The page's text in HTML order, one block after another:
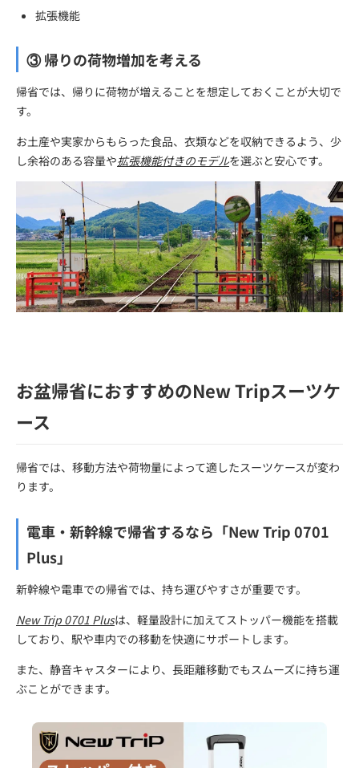
拡張機能
③ 帰りの荷物増加を考える
帰省では、帰りに荷物が増えることを想定しておくことが大切で
す。
お土産や実家からもらった食品、衣類などを収納できるよう、少
し余裕のある容量や拡張機能付きのモデルを選ぶと安心です。
お盆帰省におすすめのNew Tripスーツケ
ース
帰省では、移動方法や荷物量によって適したスーツケースが変わ
ります。
電車・新幹線で帰省するなら「New Trip 0701
Plus」
新幹線や電車での帰省では、持ち運びやすさが重要です。
New Trip 0701 Plusは、軽量設計に加えてストッパー機能を搭載
しており、駅や車内での移動を快適にサポートします。
また、静音キャスターにより、長距離移動でもスムーズに持ち運
ぶことができます。